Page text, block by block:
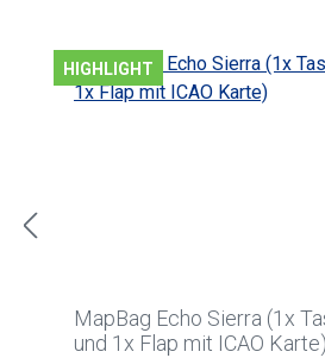
HIGHLIGHT
MapBag Echo Sierra (1x
und 1x Flap mit ICAO Karte)